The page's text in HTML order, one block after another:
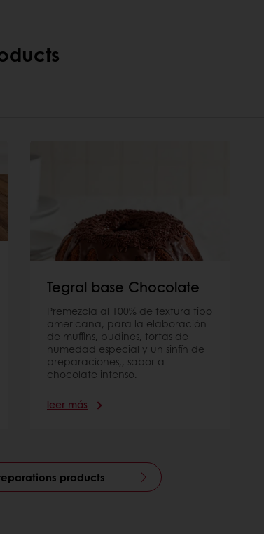
Tegral base Chocolate
Premezcla al 100% de textura tipo
americana, para la elaboración
de muffins, budines, tortas de
humedad especial y un sinfín de
preparaciones,, sabor a
chocolate intenso.
leer más
products